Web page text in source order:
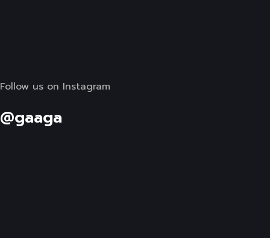
Follow us on Instagram
@gaaga